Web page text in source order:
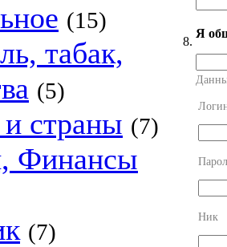
(15)
табак,
(5)
страны (7)
Финансы
(7)
8.
Я
Ник